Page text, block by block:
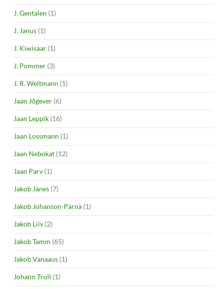
J. Gentalen (1)
J. Janus (1)
J. Kiwisaar (1)
J. Pommer (3)
J. R. Weltmann (1)
Jaan Jõgever (6)
Jaan Leppik (16)
Jaan Lossmann (1)
Jaan Nebokat (12)
Jaan Parv (1)
Jakob Jänes (7)
Jakob Johanson-Pärna (1)
Jakob Liiv (2)
Jakob Tamm (65)
Jakob Vanaaus (1)
Johann Trull (1)